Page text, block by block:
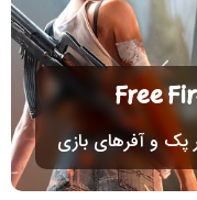
پک و آفرهای بازی